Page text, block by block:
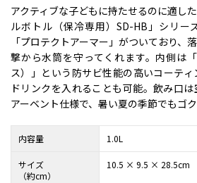
アクティブな子どもに持たせるのに適し
ルボトル（保冷専用）SD-HB」シリー
「プロテクトアーマー」がついており、
撃から水筒を守ってくれます。内側は
ス）」という防サビ性能の高いコーテ
ドリンクを入れることも可能。飲み口
アーベント仕様で、暑い夏の季節でもゴク
内容量 1.0L
サイズ
（約cm）
10.5 × 9.5 × 28.5cm